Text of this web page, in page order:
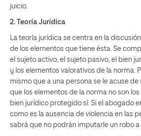
juicio.
2. Teoría Jurídica
La teoría jurídica se centra en la
de los elementos que tiene ésta. Se
el sujeto activo, el sujeto pasivo, el bien
y los elementos valorativos de la norma.
mismo que a una persona se le acuse
que los elementos de la norma no son los
bien jurídico protegido sí. Si el abogado
como es la ausencia de violencia en las
sabrá que no podrán imputarle un robo a